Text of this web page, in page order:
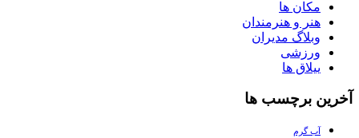
مکان ها
هنر و هنرمندان
وبلاگ مدیران
ورزشی
ییلاق ها
آخرین برچسب ها
آب گرم